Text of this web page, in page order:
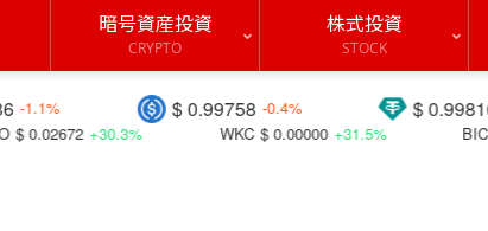
暗号資産投資
CRYPTO
株式投資
STOCK
$ 0.99810 -0.2%
$ 0.99758 -0.4%
BICO $ 0.05453
WKC $ 0.00000 +31.5%
+30.3%